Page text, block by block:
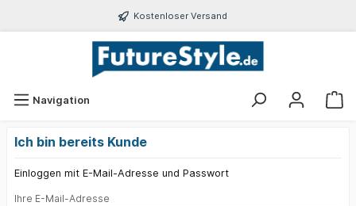
Kostenloser Versand
Navigation
Ich bin bereits Kunde
Einloggen mit E-Mail-Adresse und Passwort
Ihre E-Mail-Adresse